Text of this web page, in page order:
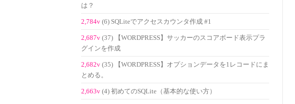
は？
2,784v (6) SQLiteでアクセスカウンタ作成 #1
2,687v (37) 【WORDPRESS】サッカーのスコアボード表示プラ
グインを作成
2,682v (35) 【WORDPRESS】オプションデータを1レコードにま
とめる。
2,663v (4) 初めてのSQLite（基本的な使い方）